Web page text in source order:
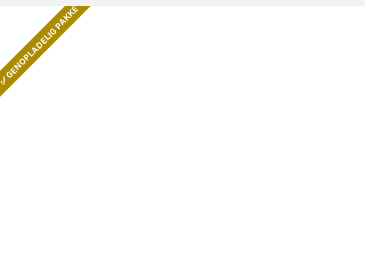
PAKKE